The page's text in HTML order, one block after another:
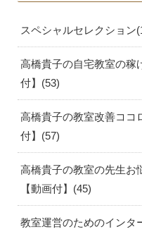
スペシャルセレクション
高橋貴子の自宅教室の稼
付】
53
高橋貴子の教室改善ココ
付】
57
高橋貴子の教室の先生お
【動画付】
45
教室運営のためのイン